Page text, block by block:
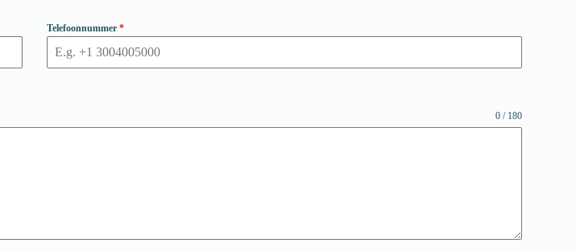
Telefoonnummer *
0 / 180